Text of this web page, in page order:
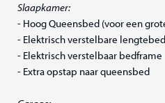
Slaapkamer:
- Hoog Queensbed (voor een
- Elektrisch verstelbare
- Elektrisch verstelbaar bedframe
- Extra opstap naar queensbed